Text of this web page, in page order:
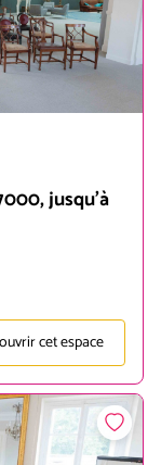
jusqu'à
cet espace